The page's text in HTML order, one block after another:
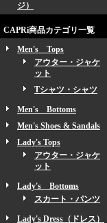
ジ）
CAPRi商品カテゴリ一覧
Men's Tops
アウター・ジャケ
ット
Tシャツ・シャツ
Men's Bottoms
Men's Shoes & Sandals
Lady's Tops
アウター・ジャケ
ット
Lady's Bottoms
スカート・パンツ
Lady's Dress（ドレス）